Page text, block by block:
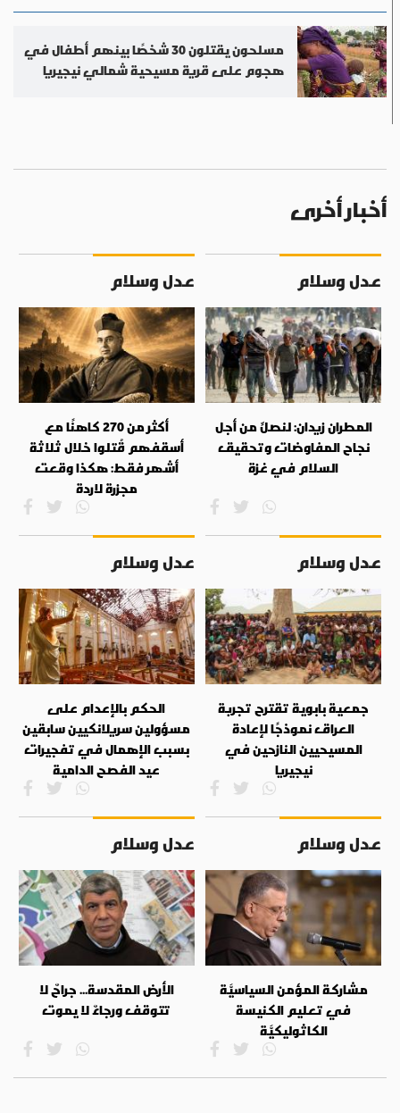
مسلحون يقتلون 30 شخصًا بينهم أطفال في
هجوم على قرية مسيحية شمالي نيجيريا
أخبار أخرى
عدل وسلام
المطران زيدان: لنصلِّ من أجل
نجاح المفاوضات وتحقيق
السلام في غزة
عدل وسلام
أكثر من 270 كاهنًا مع
أسقفهم قُتلوا خلال ثلاثة
أشهر فقط: هكذا وقعت
مجزرة لاردة
عدل وسلام
جمعية بابوية تقترح تجربة
العراق نموذجًا لإعادة
المسيحيين النازحين في
نيجيريا
عدل وسلام
الحكم بالإعدام على
مسؤولين سريلانكيين سابقين
بسبب الإهمال في تفجيرات
عيد الفصح الدامية
عدل وسلام
مشاركة المؤمن السياسيَّة
في تعليم الكنيسة
الكاثوليكيَّة
عدل وسلام
الأرض المقدسة... جراحٌ لا
تتوقف ورجاءٌ لا يموت